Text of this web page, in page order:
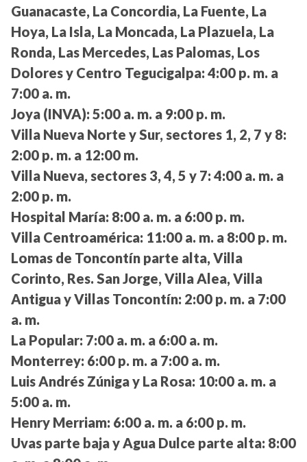
Guanacaste, La Concordia, La Fuente, La
Hoya, La Isla, La Moncada, La Plazuela, La
Ronda, Las Mercedes, Las Palomas, Los
Dolores y Centro Tegucigalpa: 4:00 p. m. a
7:00 a. m.
Joya (INVA): 5:00 a. m. a 9:00 p. m.
Villa Nueva Norte y Sur, sectores 1, 2, 7 y 8:
2:00 p. m. a 12:00 m.
Villa Nueva, sectores 3, 4, 5 y 7: 4:00 a. m. a
2:00 p. m.
Hospital María: 8:00 a. m. a 6:00 p. m.
Villa Centroamérica: 11:00 a. m. a 8:00 p. m.
Lomas de Toncontín parte alta, Villa
Corinto, Res. San Jorge, Villa Alea, Villa
Antigua y Villas Toncontín: 2:00 p. m. a 7:00
a. m.
La Popular: 7:00 a. m. a 6:00 a. m.
Monterrey: 6:00 p. m. a 7:00 a. m.
Luis Andrés Zúniga y La Rosa: 10:00 a. m. a
5:00 a. m.
Henry Merriam: 6:00 a. m. a 6:00 p. m.
Uvas parte baja y Agua Dulce parte alta: 8:00